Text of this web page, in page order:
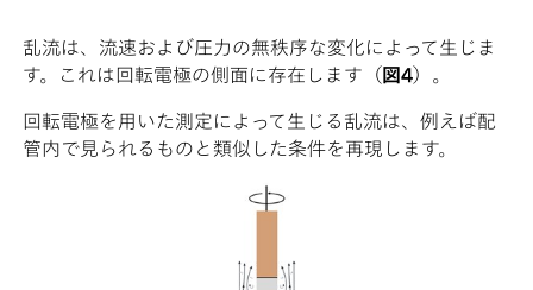
乱流は、流速および圧力の無秩序な変化によって生じま
す。これは回転電極の側面に存在します（ 図4）。
回転電極を用いた測定によって生じる乱流は、例えば配
管内で見られるものと類似した条件を再現します。